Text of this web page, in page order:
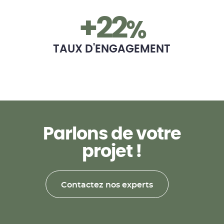
+22%
TAUX D'ENGAGEMENT
Parl ons d evotre
projet !
Contactez nos experts